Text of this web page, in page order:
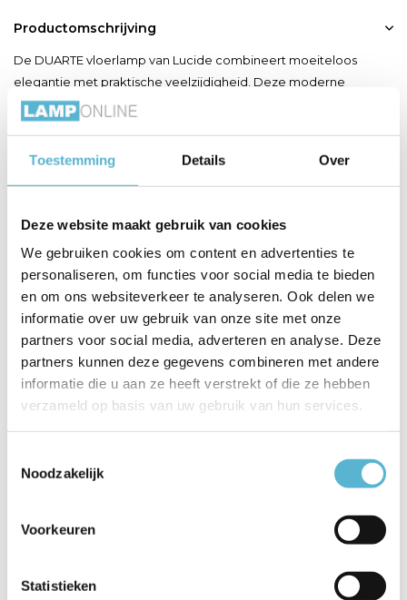
Toestemming Details Over
Deze website maakt gebruik van cookies
We gebruiken cookies om content en advertenties te
personaliseren, om functies voor social media te bieden
en om ons websiteverkeer te analyseren. Ook delen we
informatie over uw gebruik van onze site met onze
partners voor social media, adverteren en analyse. Deze
partners kunnen deze gegevens combineren met andere
informatie die u aan ze heeft verstrekt of die ze hebben
verzameld op basis van uw gebruik van hun services.
Noodzakelijk
Voorkeuren
Statistieken
Productomschrijving
De DUARTE vloerlamp van Lucide combineert moeiteloos
elegantie met praktische veelzijdigheid. Deze moderne
staande lamp in stijlvolle koffiebruine uitvoering biedt de ideale
mix van functionaliteit en eigentijds design. Met de twee
licht eenvoudig waar je het wenst , perfect voor het creër...
Productspecificaties
Artikelnummer 03751/02/96
EAN 5411212032201
Lucide
Breedte 18
0